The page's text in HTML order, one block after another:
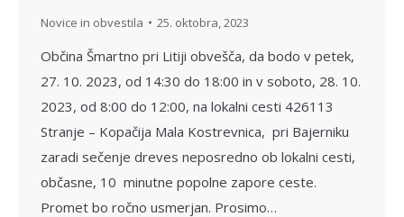
Novice in obvestila 25. oktobra, 2023
Občina Šmartno pri Litiji obvešča, da bodo v petek,
27. 10. 2023, od 14:30 do 18:00 in v soboto, 28. 10.
2023, od 8:00 do 12:00, na lokalni cesti 426113
Stranje – Kopačija Mala Kostrevnica, pri Bajerniku
zaradi sečenje dreves neposredno ob lokalni cesti,
občasne, 10 minutne popolne zapore ceste.
Promet bo ročno usmerjan. Prosimo…